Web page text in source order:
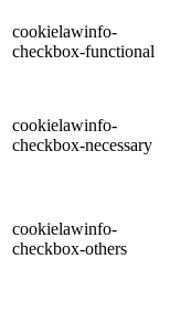
cookielawinfo-
checkbox-functional
cookielawinfo-
checkbox-necessary
cookielawinfo-
checkbox-others